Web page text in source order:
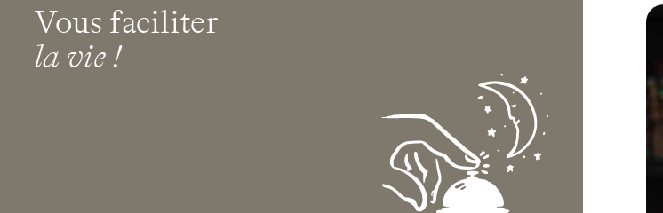
Vous faciliter
la vie !